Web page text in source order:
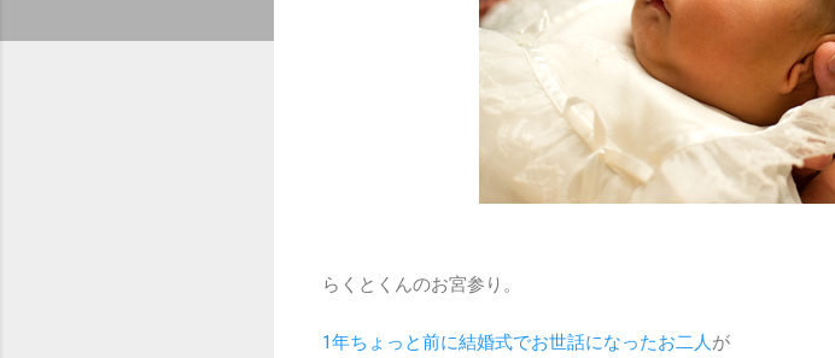
らくとくんのお宮参り。
1年ちょっと前に結婚式でお世話になったお二人 が